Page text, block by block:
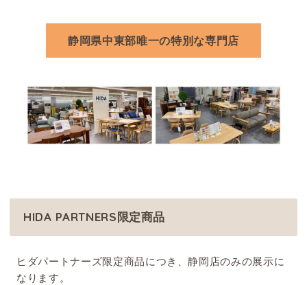
静岡県中東部唯一の特別な専門店
HIDA PARTNERS限定商品
ヒダパートナーズ限定商品につき、静岡店のみの展示に
なります。